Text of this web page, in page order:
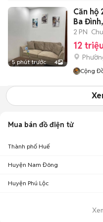
5 phút trước 4
Căn hộ
Ba
2 PN
12
Cộng
Mua bán đồ điện tử
Thành phố Huế
Huyện Nam Đông
Huyện Phú Lộc